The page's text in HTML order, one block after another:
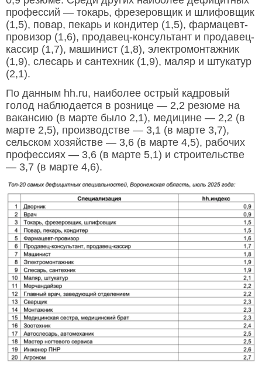
профессий — токарь, фрезеровщик и шлифовщик
(1,5), повар, пекарь и кондитер (1,5), фармацевт-
провизор (1,6), продавец-консультант и продавец-
кассир (1,7), машинист (1,8), электромонтажник
(1,9), слесарь и сантехник (1,9), маляр и штукатур
(2,1).
По данным hh.ru, наиболее острый кадровый
голод наблюдается в рознице — 2,2 резюме на
вакансию (в марте было 2,1), медицине — 2,2 (в
марте 2,5), производстве — 3,1 (в марте 3,7),
сельском хозяйстве — 3,6 (в марте 4,5), рабочих
профессиях — 3,6 (в марте 5,1) и строительстве
— 3,7 (в марте 4,6).